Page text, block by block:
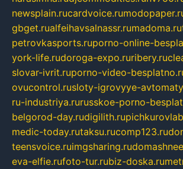
newsplain.rucardvoice.ru
gbget.rualfeihavsalnassr.rumadoma.ru
petrovkasports.ruporno-online-
york-life.rudoroga-expo.ruribery.ru
slovar-ivrit.ruporno-video-
ovucontrol.rusloty-igrovyye-
ru-industriya.rurusskoe-porno-
belgorod-day.rudigilith.ru
medic-today.rutaksu.rucomp123.ru
teensvoice.ruimgsharing.ru
eva-elfie.rufoto-tur.rubiz-doska.ru